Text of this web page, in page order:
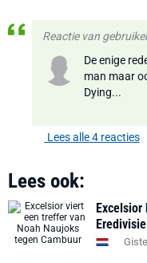
Reactie van
De enige
man maar
Dying...
Lees alle 4 reacties
Lees ook: